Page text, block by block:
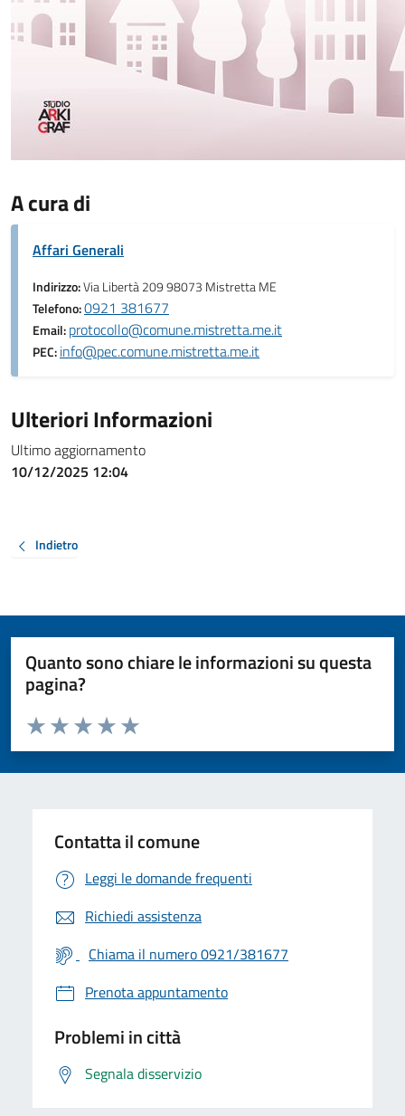
A cura di
Affari Generali
Indirizzo:Via Libertà 209 98073 Mistretta ME
Telefono:0921 381677
Email:protocollo@comune.mistretta.me.it
PEC:info@pec.comune.mistretta.me.it
Ulteriori Informazioni
Ultimo aggiornamento
10/12/2025 12:04
Indietro
Quanto sono chiare le informazioni su questa
pagina?
Valuta da 1 a 5 stelle la pagina
Valuta 5 stelle su 5
Valuta 4 stelle su 5
Valuta 3 stelle su 5
Valuta 2 stelle su 5
Valuta 1 stelle su 5
Contatta il comune
Leggi le domande frequenti
Richiedi assistenza
Chiama il numero 0921/381677
Prenota appuntamento
Problemi in città
Segnala disservizio